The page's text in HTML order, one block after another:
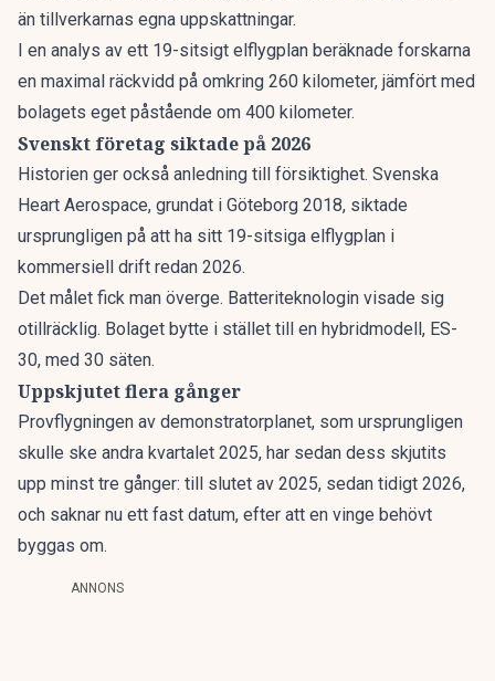
än tillverkarnas egna uppskattningar.
I en analys av ett 19-sitsigt elflygplan beräknade forskarna
en maximal räckvidd på omkring 260 kilometer, jämfört med
bolagets eget påstående om 400 kilometer.
Svenskt företag siktade på 2026
Historien ger också anledning till försiktighet. Svenska
Heart Aerospace, grundat i Göteborg 2018, siktade
ursprungligen på att ha sitt 19-sitsiga elflygplan i
kommersiell drift redan 2026.
Det målet fick man överge. Batteriteknologin visade sig
otillräcklig. Bolaget bytte i stället till en hybridmodell, ES-
30, med 30 säten.
Uppskjutet flera gånger
Provflygningen av demonstratorplanet, som ursprungligen
skulle ske andra kvartalet 2025, har sedan dess skjutits
upp minst tre gånger: till slutet av 2025, sedan tidigt 2026,
och saknar nu ett fast datum, efter att en vinge behövt
byggas om.
ANNONS